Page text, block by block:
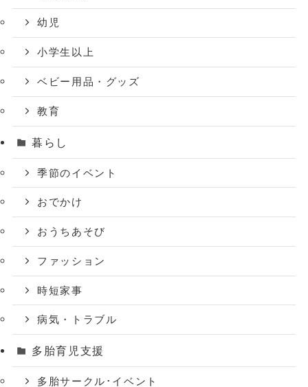
幼児
小学生以上
ベビー用品・グッズ
教育
暮らし
季節のイベント
おでかけ
おうちあそび
ファッション
時短家事
病気・トラブル
多胎育児支援
多胎サークル･イベント